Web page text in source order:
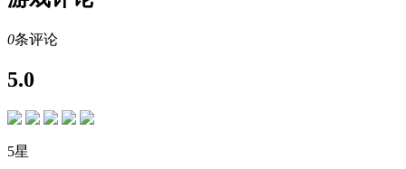
0条评论
5.0
5星